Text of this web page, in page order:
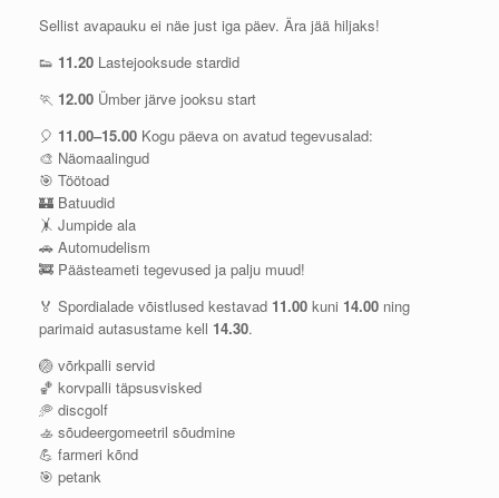
Sellist avapauku ei näe just iga päev. Ära jää hiljaks!
👟 11.20 Lastejooksude stardid
🏃 12.00 Ümber järve jooksu start
🎈 11.00–15.00 Kogu päeva on avatud tegevusalad:
🎨 Näomaalingud
🎯 Töötoad
🏰 Batuudid
🤸 Jumpide ala
🚗 Automudelism
🚒 Päästeameti tegevused ja palju muud!
🏅 Spordialade võistlused kestavad 11.00 kuni 14.00 ning
parimaid autasustame kell 14.30.
🏐 võrkpalli servid
🏀 korvpalli täpsusvisked
🥏 discgolf
🚣 sõudeergomeetril sõudmine
💪 farmeri kõnd
🎯 petank